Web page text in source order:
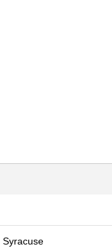
Syracuse